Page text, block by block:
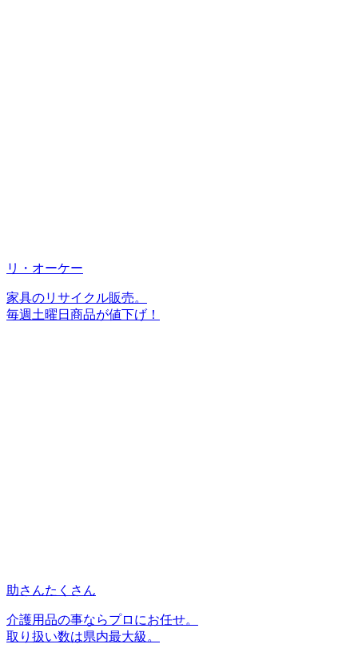
リ・オーケー
家具のリサイクル販売。
毎週土曜日商品が値下げ！
助さんたくさん
介護用品の事ならプロにお任せ。
取り扱い数は県内最大級。